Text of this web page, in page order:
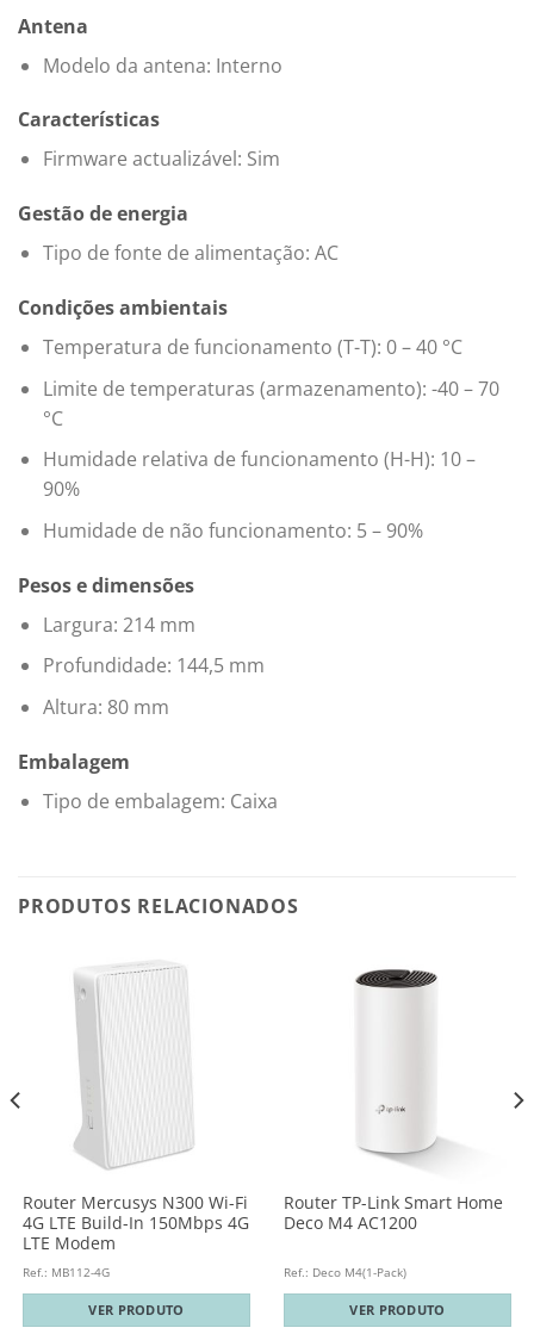
Antena
Modelo da antena: Interno
Características
Firmware actualizável: Sim
Gestão de energia
Tipo de fonte de alimentação: AC
Condições ambientais
Temperatura de funcionamento (T-T): 0 – 40 °C
Limite de temperaturas (armazenamento): -40 – 70
°C
Humidade relativa de funcionamento (H-H): 10 –
90%
Humidade de não funcionamento: 5 – 90%
Pesos e dimensões
Largura: 214 mm
Profundidade: 144,5 mm
Altura: 80 mm
Embalagem
Tipo de embalagem: Caixa
PRODUTOS RELACIONADOS
Router Mercusys N300 Wi-Fi
4G LTE Build-In 150Mbps 4G
LTE Modem
Ref.: MB112-4G
VER PRODUTO
Router TP-Link Smart Home
Deco M4 AC1200
Ref.: Deco M4(1-Pack)
VER PRODUTO